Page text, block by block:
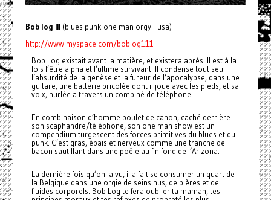
Bob log III(blues punk one man orgy - usa)
http://www.myspace.com/boblog111
Bob Log existait avant la matière, et existera après. Il est à la
fois l’être alpha et l’ultime survivant. Il condense tout seul
l’absurdité de la genèse et la fureur de l’apocalypse, dans une
guitare, une batterie bricolée dont il joue avec les pieds, et sa
voix, hurlée a travers un combiné de téléphone.
En combinaison d’homme boulet de canon, caché derrière
son scaphandre/téléphone, son one man show est un
compendium turgescent des forces primitives du blues et du
punk. C’est gras, épais et nerveux comme une tranche de
bacon sautillant dans une poêle au fin fond de l’Arizona.
La dernière fois qu’on la vu, il a fait se consumer un quart de
la Belgique dans une orgie de seins nus, de bières et de
fluides corporels. Bob Log te fera oublier ta maman, tes